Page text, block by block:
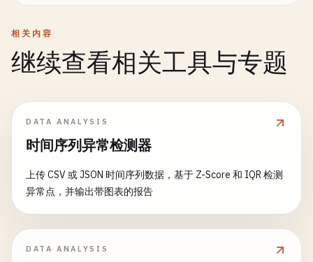
相关内容
继续查看相关工具与专题
DATA ANALYSIS
时间序列异常检测器
上传 CSV 或 JSON 时间序列数据，基于 Z-Score 和 IQR 检测
异常点，并输出带图表的报告
DATA ANALYSIS